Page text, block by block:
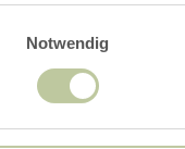
Notwendig